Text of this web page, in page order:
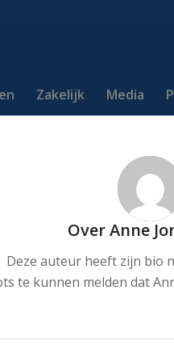
Zakelijk Media
OverAnne
Deze auteur heeft zijn bio
te kunnen melden dat